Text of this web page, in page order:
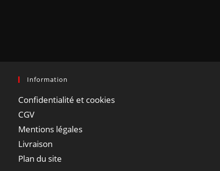
Information
Confidentialité et cookies
CGV
Mentions légales
Livraison
Plan du site